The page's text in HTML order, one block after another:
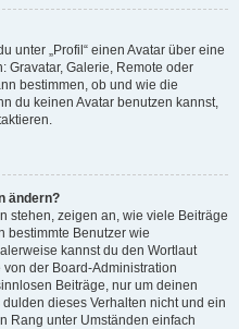
unter „Profil“ einen Avatar über eine
Gravatar, Galerie, Remote oder
bestimmen, ob und wie die
du keinen Avatar benutzen kannst,
ändern?
stehen, zeigen an, wie viele Beiträge
bestimmte Benutzer wie
kannst du den Wortlaut
der Board-Administration
Beiträge, nur um deinen
dieses Verhalten nicht und ein
Rang unter Umständen einfach